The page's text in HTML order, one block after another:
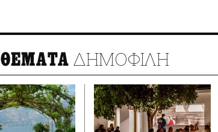
ΘΕΜΑΤΑ ΔΗΜΟΦΙΛΗ